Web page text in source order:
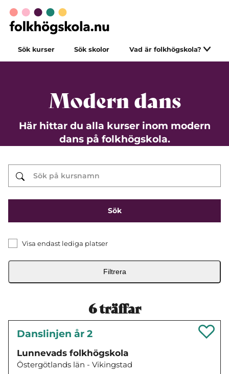
Sök kurser Sök skolor Vad är folkhögskola?
Modern dans
Här hittar du alla kurser inom modern
dans på folkhögskola.
Visa endast lediga platser
Filtrera
6träffar
Danslinjen år 2
Lunnevads folkhögskola
Östergötlands län - Vikingstad